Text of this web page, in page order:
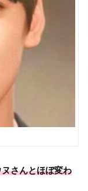
さんとほぼ変わ